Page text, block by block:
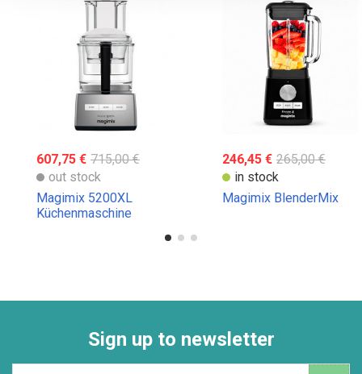
607,75 € 715,00 €
out stock
Magimix 5200XL
Küchenmaschine
246,45 € 265,00 €
in stock
Magimix BlenderMix
Sign up to newsletter